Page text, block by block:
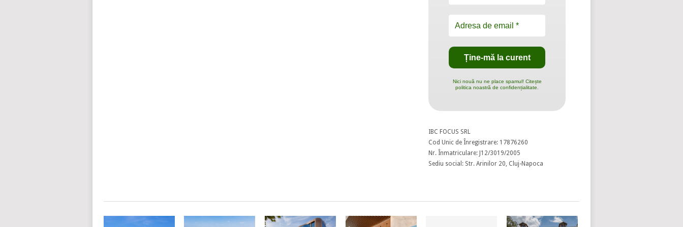
Nici nouă nu ne place spamul! Citește
politica noastră de confidențialitate.
IBC FOCUS SRL
Cod Unic de Înregistrare: 17876260
Nr. Înmatriculare: J12/3019/2005
Sediu social: Str. Arinilor 20, Cluj-Napoca